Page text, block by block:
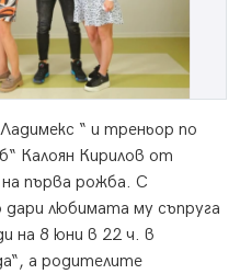
“ и треньор по
Калоян Кирилов от
първа рожба. С
любимата му съпруга
на 8 юни в 22 ч. в
а родителите